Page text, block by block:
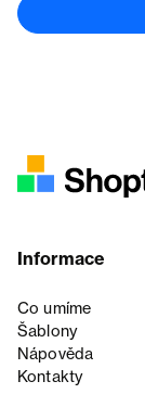
Informace
Co umíme
Šablony
Nápověda
Kontakty